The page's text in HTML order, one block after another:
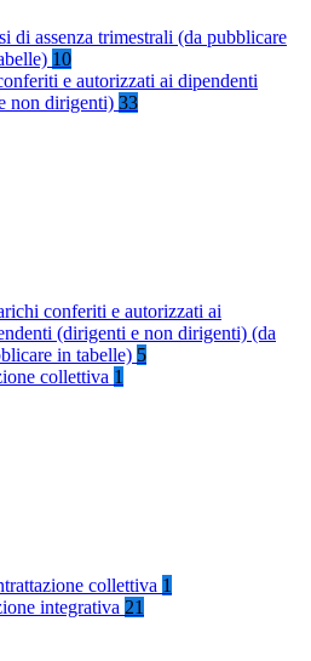
di assenza trimestrali (da pubblicare
10
e autorizzati ai dipendenti
non dirigenti) 33
conferiti e autorizzati ai
(dirigenti e non dirigenti) (da
in tabelle) 5
collettiva 1
collettiva 1
integrativa 21